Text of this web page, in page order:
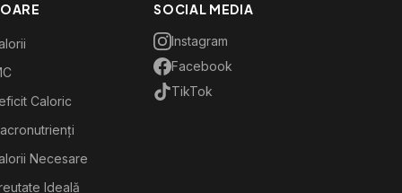
Caloric
Necesare
Ideală
SOCIAL MEDIA
Instagram
Facebook
TikTok